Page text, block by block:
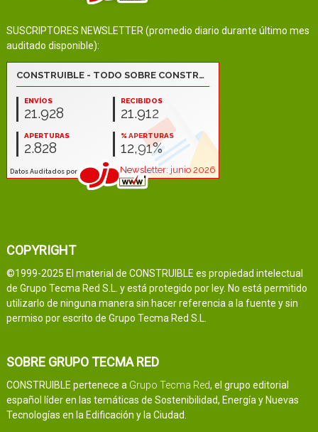
SUSCRIPTORES NEWSLETTER (promedio diario durante último mes
auditado disponible):
COPYRIGHT
©1999-2025 El material de CONSTRUIBLE es propiedad intelectual
de Grupo Tecma Red S.L. y está protegido por ley. No está permitido
utilizarlo de ninguna manera sin hacer referencia a la fuente y sin
permiso por escrito de Grupo Tecma Red S.L.
SOBRE GRUPO TECMA RED
CONSTRUIBLE pertenece a Grupo Tecma Red, el grupo editorial
español líder en las temáticas de Sostenibilidad, Energía y Nuevas
Tecnologías en la Edificación y la Ciudad.